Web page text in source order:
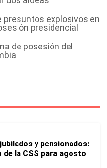
presuntos explosivos en
presidencial
de posesión del
y pensionados:
de la CSS para agosto